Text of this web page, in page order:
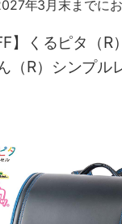
年3月末までに
】くるピタ（R
（R）シンプル